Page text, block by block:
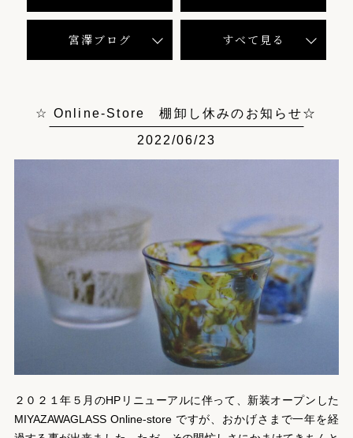
宮澤ブログ すべて見る
☆ Online-Store 棚卸し休みのお知らせ☆
2022/06/23
２０２１年５月のHPリニューアルに伴って、新装オープンした
MIYAZAWAGLASS Online-store ですが、おかげさまで一年を経